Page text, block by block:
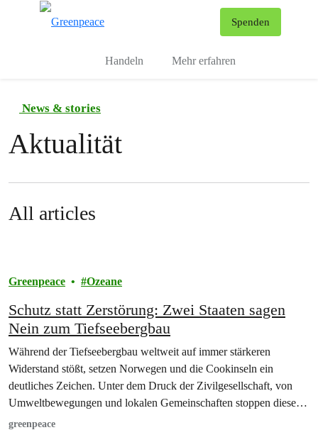
Spenden
Handeln Mehr erfahren
News & stories
Aktualität
All articles
Greenpeace Ozeane
Schutz statt Zerstörung: Zwei Staaten sagen
Nein zum Tiefseebergbau
Während der Tiefseebergbau weltweit auf immer stärkeren
Widerstand stößt, setzen Norwegen und die Cookinseln ein
deutliches Zeichen. Unter dem Druck der Zivilgesellschaft, von
Umweltbewegungen und lokalen Gemeinschaften stoppen diese
beiden…
greenpeace